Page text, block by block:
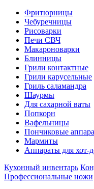
Фритюрницы
Чебуречницы
Рисоварки
Печи СВЧ
Макароноварки
Блинницы
Грили контактные
Грили карусельные
Гриль саламандра
Шаурмы
Для сахарной ваты
Попкорн
Вафельницы
Пончиковые
Мармиты
Аппараты для хот-
Кухонный инвентарь
Профессиональные ножи